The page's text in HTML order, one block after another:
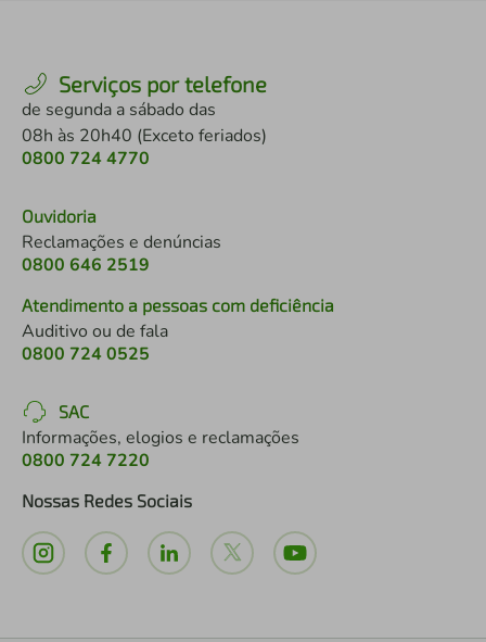
Serviços por telefone
de segunda a sábado das
08h às 20h40 (Exceto feriados)
0800 724 4770
Ouvidoria
Reclamações e denúncias
0800 646 2519
Atendimento a pessoas com deficiência
Auditivo ou de fala
0800 724 0525
SAC
Informações, elogios e reclamações
0800 724 7220
Nossas Redes Sociais